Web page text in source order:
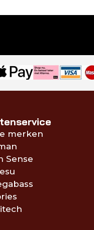
merken
Sense